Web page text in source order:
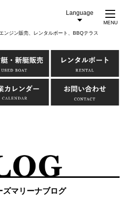
ンジン販売、レンタルボート、BBQテラス
Language
MENU
ズマリーナブログ